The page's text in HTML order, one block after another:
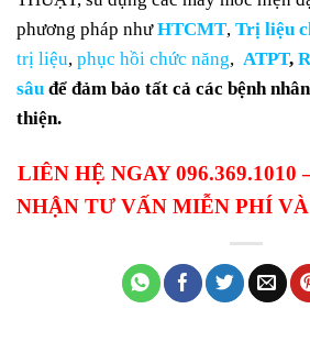
phương pháp nhưHTCMT, Trị liệu
trị liệu, phục hồi chức năng, ATPT,
sâu để đảm bảo tất cả các bệnh
thiện.
LIÊN HỆ NGAY 096.369.1010
NHẬN TƯ VẤN MIỄN PHÍ